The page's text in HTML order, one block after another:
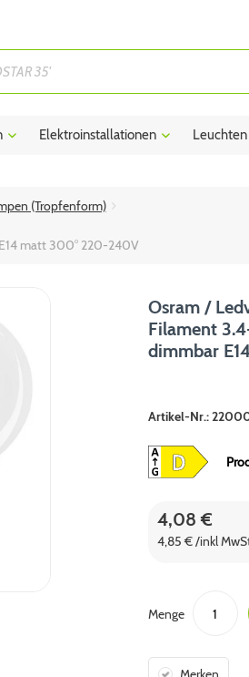
Elektroinstallationen Leuchten
(Tropfenform)
matt 300° 220-240V
Osram /
Filament
dimmbar
Artikel-Nr.:
4,08 €
4,85 € /inkl
Menge